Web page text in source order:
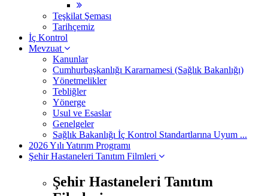
Teşkilat Şeması
Tarihçemiz
İç Kontrol
Mevzuat
Kanunlar
Cumhurbaşkanlığı Kararnamesi (Sağlık Bakanlığı)
Yönetmelikler
Tebliğler
Yönerge
Usul ve Esaslar
Genelgeler
Sağlık Bakanlığı İç Kontrol Standartlarına Uyum ...
2026 Yılı Yatırım Programı
Şehir Hastaneleri Tanıtım Filmleri
Şehir Hastaneleri Tanıtım